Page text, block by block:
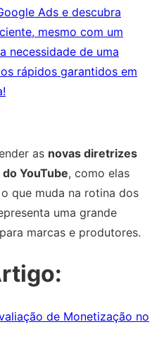
Ads e descubra
mesmo com um
necessidade de uma
rápidos garantidos em
as novas diretrizes
YouTube, como elas
que muda na rotina dos
uma grande
marcas e produtores.
de Monetização no